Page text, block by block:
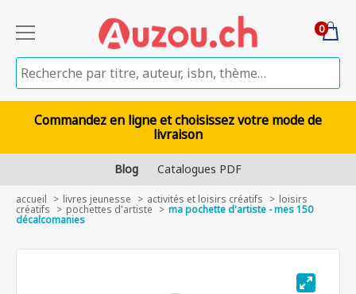
0
Commandez en ligne et choisissez votre mode de
livraison
Blog Catalogues PDF
accueil livres jeunesse activités et loisirs créatifs loisirs
créatifs pochettes d'artiste ma pochette d'artiste - mes 150
décalcomanies